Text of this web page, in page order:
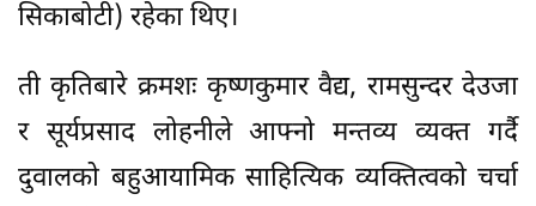
सिकाबोटी) रहेका थिए।
ती कृतिबारे क्रमशः कृष्णकुमार वैद्य, रामसुन्दर देउजा
र सूर्यप्रसाद लोहनीले आफ्नो मन्तव्य व्यक्त गर्दै
दुवालको बहुआयामिक साहित्यिक व्यक्तित्वको चर्चा